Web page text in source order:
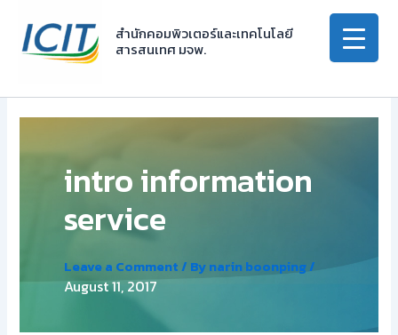
content
สำนักคอมพิวเตอร์และเทคโนโลยี
สารสนเทศ มจพ.
intro information
service
Leave a Comment / Bynarin boonping/
August 11, 2017